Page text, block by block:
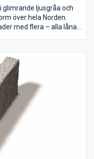
glimrande ljusgråa och
över hela Norden.
med flera – alla lånar